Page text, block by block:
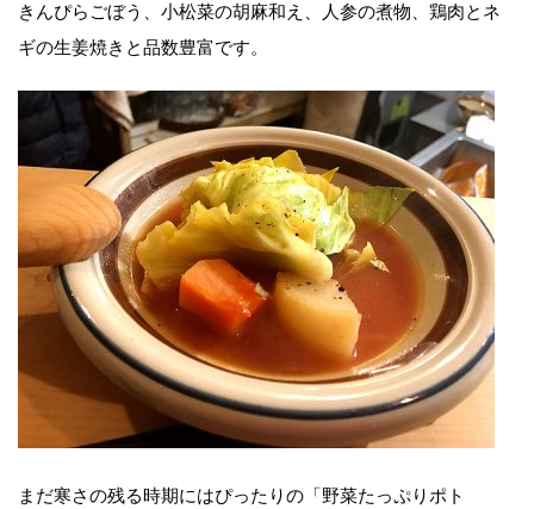
きんぴらごぼう、小松菜の胡麻和え、人参の煮物、鶏肉とネ
ギの生姜焼きと品数豊富です。
まだ寒さの残る時期にはぴったりの「野菜たっぷりポト